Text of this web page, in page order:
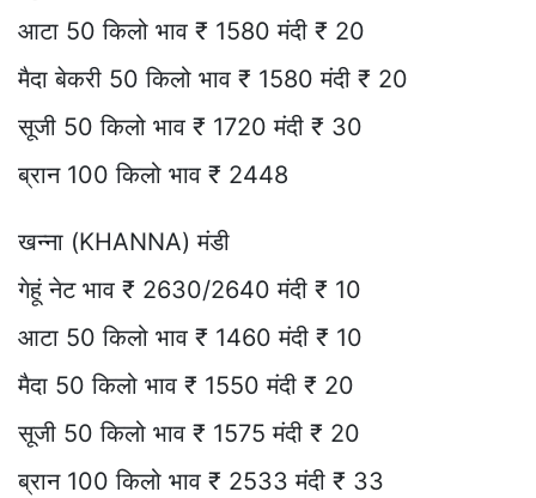
आटा 50 किलो भाव ₹ 1580 मंदी ₹ 20
मैदा बेकरी 50 किलो भाव ₹ 1580 मंदी ₹ 20
सूजी 50 किलो भाव ₹ 1720 मंदी ₹ 30
ब्रान 100 किलो भाव ₹ 2448
खन्ना (KHANNA) मंडी
गेहूं नेट भाव ₹ 2630/2640 मंदी ₹ 10
आटा 50 किलो भाव ₹ 1460 मंदी ₹ 10
मैदा 50 किलो भाव ₹ 1550 मंदी ₹ 20
सूजी 50 किलो भाव ₹ 1575 मंदी ₹ 20
ब्रान 100 किलो भाव ₹ 2533 मंदी ₹ 33